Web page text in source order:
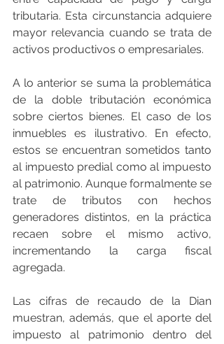
tributaria. Esta circunstancia adquiere
mayor relevancia cuando se trata de
activos productivos o empresariales.
A lo anterior se suma la problemática
de la doble tributación económica
sobre ciertos bienes. El caso de los
inmuebles es ilustrativo. En efecto,
estos se encuentran sometidos tanto
al impuesto predial como al impuesto
al patrimonio. Aunque formalmente se
trate de tributos con hechos
generadores distintos, en la práctica
recaen sobre el mismo activo,
incrementando la carga fiscal
agregada.
Las cifras de recaudo de la Dian
muestran, además, que el aporte del
impuesto al patrimonio dentro del